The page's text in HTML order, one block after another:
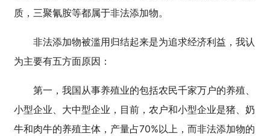
质，三聚氰胺等都属于非法添加物。
非法添加物被滥用归结起来是为追求经济利益，我认
为主要有五方面原因：
第一，我国从事养殖业的包括农民千家万户的养殖、
小型企业、大中型企业，目前，农户和小型企业是猪、奶
牛和肉牛的养殖主体，产量占70%以上，而非法添加物的